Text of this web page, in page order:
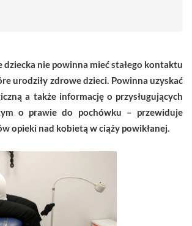
dziecka nie powinna mieć stałego kontaktu
urodziły zdrowe dzieci. Powinna uzyskać
a także informację o przysługujących
o prawie do pochówku – przewiduje
opieki nad kobietą w ciąży powikłanej.